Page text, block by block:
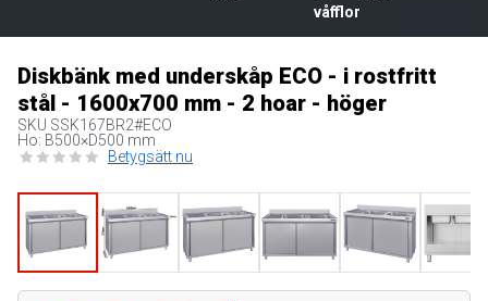
våfflor
Diskbänk med underskåp ECO - i rostfritt
stål - 1600x700 mm - 2 hoar - höger
SKU SSK167BR2#ECO
Ho: B500×D500 mm
Betygsätt nu